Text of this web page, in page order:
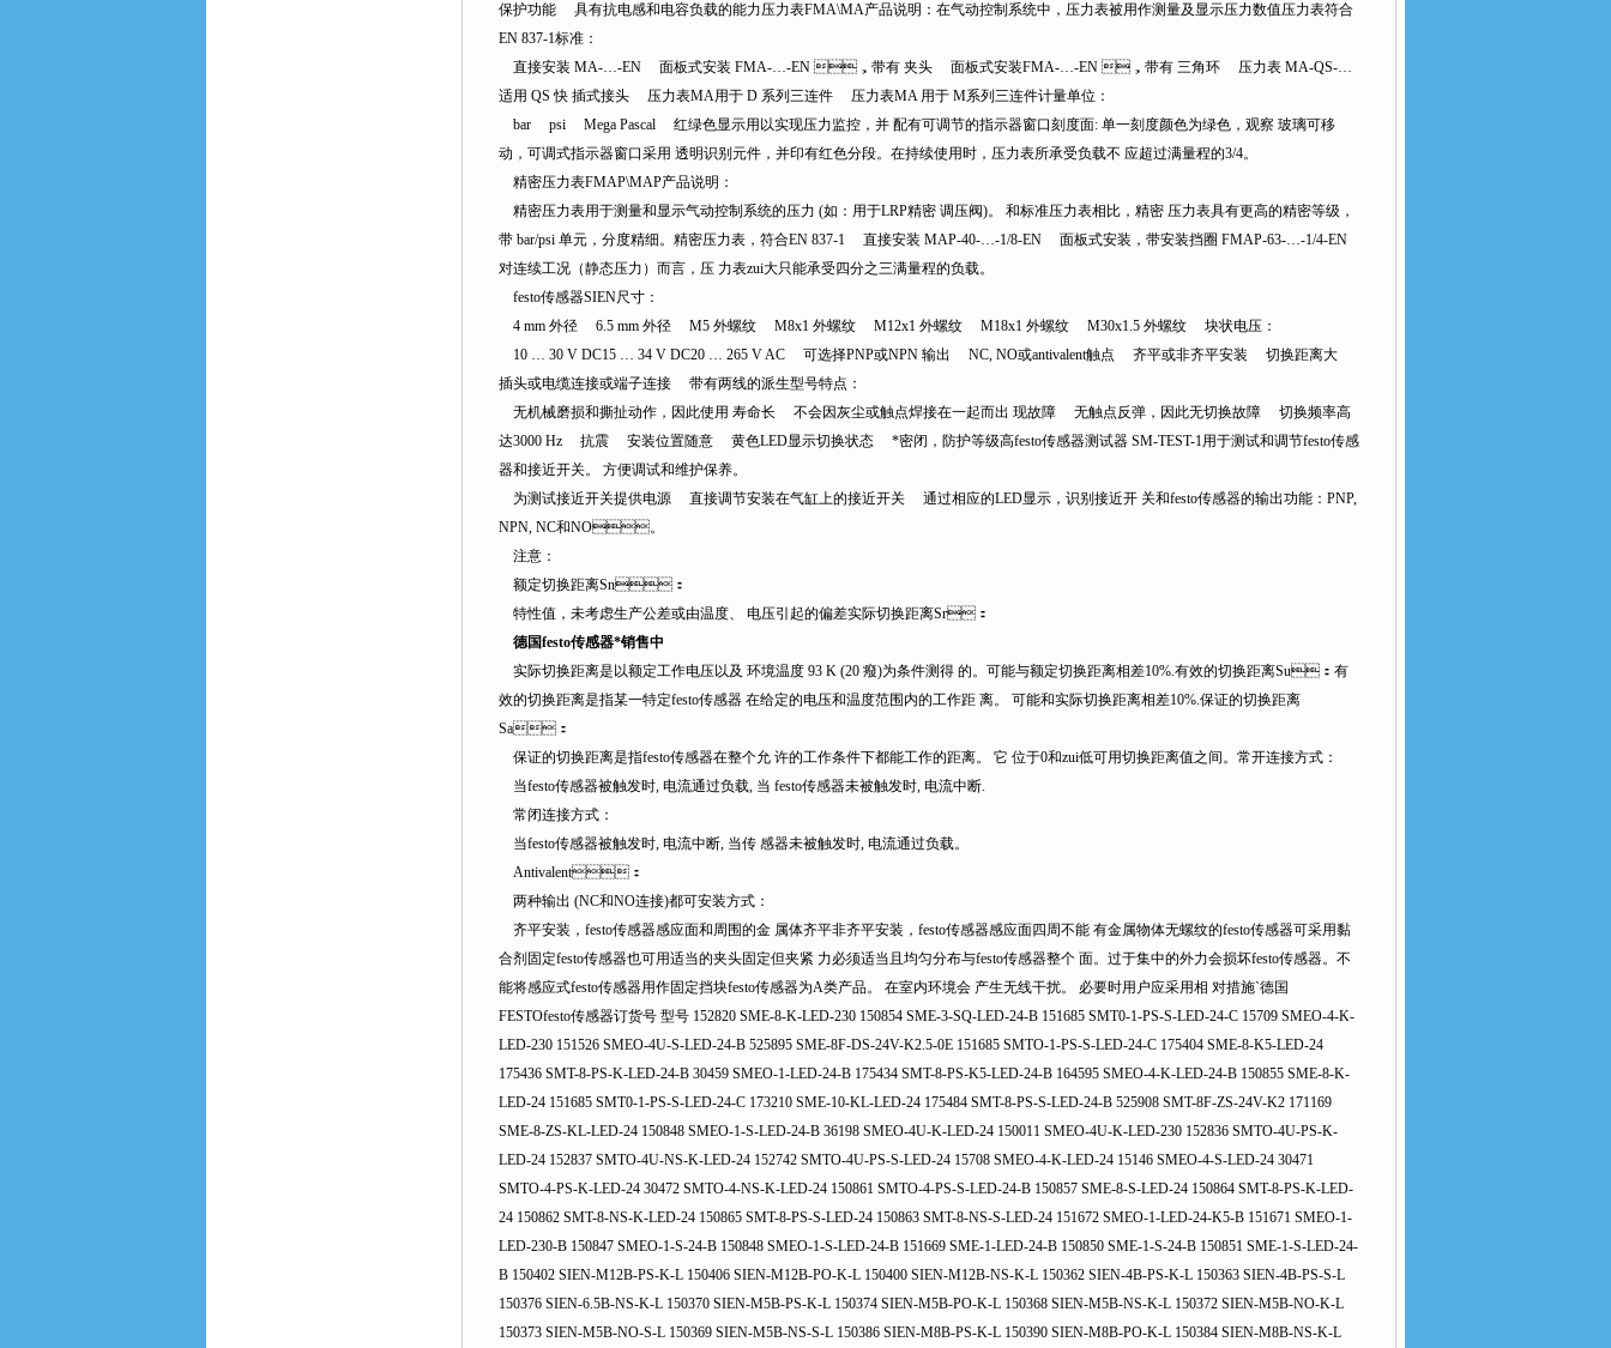
保护功能 具有抗电感和电容负载的能力压力表FMA\MA产品说明：在气动控制系统中，压力表被用作测量及显示压力数值压力表符合
EN 837-1标准：
直接安装 MA-…-EN 面板式安装 FMA-…-EN ，带有 夹头 面板式安装FMA-…-EN ，带有 三角环 压力表 MA-QS-…
适用 QS 快 插式接头 压力表MA用于 D 系列三连件 压力表MA 用于 M系列三连件计量单位：
bar psi Mega Pascal 红绿色显示用以实现压力监控，并 配有可调节的指示器窗口刻度面: 单一刻度颜色为绿色，观察 玻璃可移
动，可调式指示器窗口采用 透明识别元件，并印有红色分段。在持续使用时，压力表所承受负载不 应超过满量程的3/4。
精密压力表FMAP\MAP产品说明：
精密压力表用于测量和显示气动控制系统的压力 (如：用于LRP精密 调压阀)。 和标准压力表相比，精密 压力表具有更高的精密等级，
带 bar/psi 单元，分度精细。精密压力表，符合EN 837-1 直接安装 MAP-40-…-1/8-EN 面板式安装，带安装挡圈 FMAP-63-…-1/4-EN
对连续工况（静态压力）而言，压 力表zui大只能承受四分之三满量程的负载。
festo传感器SIEN尺寸：
4 mm 外径 6.5 mm 外径 M5 外螺纹 M8x1 外螺纹 M12x1 外螺纹 M18x1 外螺纹 M30x1.5 外螺纹 块状电压：
10 … 30 V DC15 … 34 V DC20 … 265 V AC 可选择PNP或NPN 输出 NC, NO或antivalent触点 齐平或非齐平安装 切换距离大
插头或电缆连接或端子连接 带有两线的派生型号特点：
无机械磨损和撕扯动作，因此使用 寿命长 不会因灰尘或触点焊接在一起而出 现故障 无触点反弹，因此无切换故障 切换频率高
达3000 Hz 抗震 安装位置随意 黄色LED显示切换状态 *密闭，防护等级高festo传感器测试器 SM-TEST-1用于测试和调节festo传感
器和接近开关。 方便调试和维护保养。
为测试接近开关提供电源 直接调节安装在气缸上的接近开关 通过相应的LED显示，识别接近开 关和festo传感器的输出功能：PNP,
NPN, NC和NO。
注意：
额定切换距离Sn：
特性值，未考虑生产公差或由温度、 电压引起的偏差实际切换距离Sr：
德国festo传感器*销售中
实际切换距离是以额定工作电压以及 环境温度 93 K (20 癈)为条件测得 的。可能与额定切换距离相差10%.有效的切换距离Su：有
效的切换距离是指某一特定festo传感器 在给定的电压和温度范围内的工作距 离。 可能和实际切换距离相差10%.保证的切换距离
Sa：
保证的切换距离是指festo传感器在整个允 许的工作条件下都能工作的距离。 它 位于0和zui低可用切换距离值之间。常开连接方式：
当festo传感器被触发时, 电流通过负载, 当 festo传感器未被触发时, 电流中断.
常闭连接方式：
当festo传感器被触发时, 电流中断, 当传 感器未被触发时, 电流通过负载。
Antivalent：
两种输出 (NC和NO连接)都可安装方式：
齐平安装，festo传感器感应面和周围的金 属体齐平非齐平安装，festo传感器感应面四周不能 有金属物体无螺纹的festo传感器可采用黏
合剂固定festo传感器也可用适当的夹头固定但夹紧 力必须适当且均匀分布与festo传感器整个 面。过于集中的外力会损坏festo传感器。不
能将感应式festo传感器用作固定挡块festo传感器为A类产品。 在室内环境会 产生无线干扰。 必要时用户应采用相 对措施`德国
FESTOfesto传感器订货号 型号 152820 SME-8-K-LED-230 150854 SME-3-SQ-LED-24-B 151685 SMT0-1-PS-S-LED-24-C 15709 SMEO-4-K-
LED-230 151526 SMEO-4U-S-LED-24-B 525895 SME-8F-DS-24V-K2.5-0E 151685 SMTO-1-PS-S-LED-24-C 175404 SME-8-K5-LED-24
175436 SMT-8-PS-K-LED-24-B 30459 SMEO-1-LED-24-B 175434 SMT-8-PS-K5-LED-24-B 164595 SMEO-4-K-LED-24-B 150855 SME-8-K-
LED-24 151685 SMT0-1-PS-S-LED-24-C 173210 SME-10-KL-LED-24 175484 SMT-8-PS-S-LED-24-B 525908 SMT-8F-ZS-24V-K2 171169
SME-8-ZS-KL-LED-24 150848 SMEO-1-S-LED-24-B 36198 SMEO-4U-K-LED-24 150011 SMEO-4U-K-LED-230 152836 SMTO-4U-PS-K-
LED-24 152837 SMTO-4U-NS-K-LED-24 152742 SMTO-4U-PS-S-LED-24 15708 SMEO-4-K-LED-24 15146 SMEO-4-S-LED-24 30471
SMTO-4-PS-K-LED-24 30472 SMTO-4-NS-K-LED-24 150861 SMTO-4-PS-S-LED-24-B 150857 SME-8-S-LED-24 150864 SMT-8-PS-K-LED-
24 150862 SMT-8-NS-K-LED-24 150865 SMT-8-PS-S-LED-24 150863 SMT-8-NS-S-LED-24 151672 SMEO-1-LED-24-K5-B 151671 SMEO-1-
LED-230-B 150847 SMEO-1-S-24-B 150848 SMEO-1-S-LED-24-B 151669 SME-1-LED-24-B 150850 SME-1-S-24-B 150851 SME-1-S-LED-24-
B 150402 SIEN-M12B-PS-K-L 150406 SIEN-M12B-PO-K-L 150400 SIEN-M12B-NS-K-L 150362 SIEN-4B-PS-K-L 150363 SIEN-4B-PS-S-L
150376 SIEN-6.5B-NS-K-L 150370 SIEN-M5B-PS-K-L 150374 SIEN-M5B-PO-K-L 150368 SIEN-M5B-NS-K-L 150372 SIEN-M5B-NO-K-L
150373 SIEN-M5B-NO-S-L 150369 SIEN-M5B-NS-S-L 150386 SIEN-M8B-PS-K-L 150390 SIEN-M8B-PO-K-L 150384 SIEN-M8B-NS-K-L